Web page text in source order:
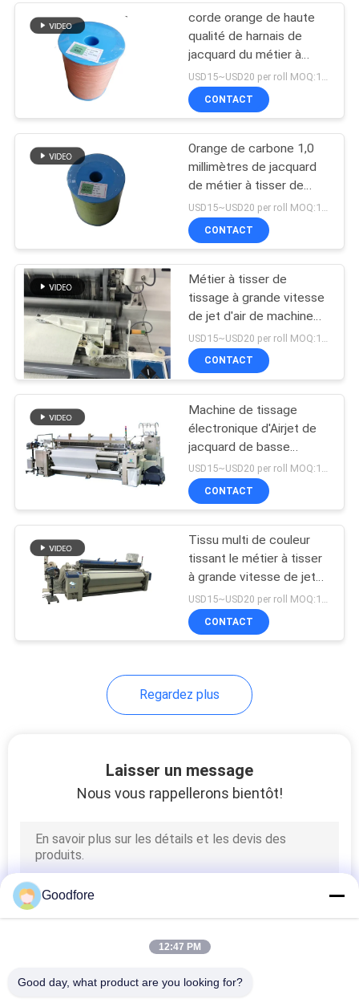
PLAN
PRIVACY
POLICY
Corde de harnais de
jacquard
Reconditionnez le
métier à tisser de
label
10
Reconditionnez le
métier à tisser de
tissage
14
Contrôleur
électronique de
jacquard
Modification pour
textile
Métier à tisser de jet
d'air
corde orange de haute
qualité de harnais de
jacquard du métier à
tisser 0.8mm de label de
Muller
CONTACT
Orange de carbone 1,0
millimètres de jacquard
de métier à tisser de
corde de harnais pour la
machine électronique de
jacquard
CONTACT
Métier à tisser de
tissage à grande vitesse
de jet d'air de machine
textile de tissu de coton
CONTACT
Machine de tissage
électronique d'Airjet de
jacquard de basse
vibration
USD15~USD20 per roll MOQ:1set
CONTACT
Tissu multi de couleur
tissant le métier à tisser
à grande vitesse de jet
d'air
USD15~USD20 per roll MOQ:1set
CONTACT
Regardez plus
Laisser un message
Nous vous rappellerons bientôt!
Goodfore
12:47 PM
Good day, what product are you looking for?